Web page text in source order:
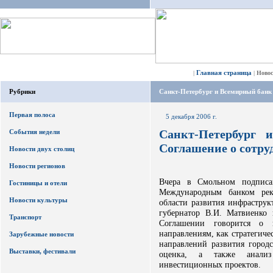
| Главная страница |
Рубрики
Первая полоса
События недели
Новости двух столиц
Новости регионов
Гостиницы и отели
Новости культуры
Транспорт
Зарубежные новости
Выставки, фестивали
Санкт-Петербург и Всемирный банк
5 декабря 2006 г.
Санкт-Петербург
Соглашение о
Вчера в Смольном
Международным банком
области развития
губернатор В.И.
Соглашении говорится о
направлениям, как
направлений развития
оценка, а также анализ
инвестиционных проектов.